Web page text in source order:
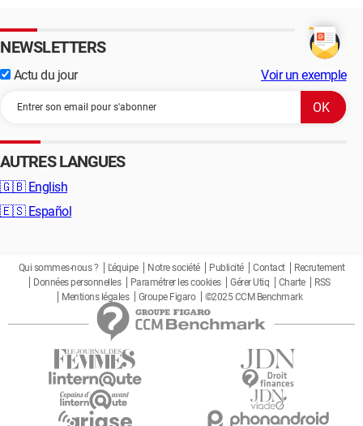
NEWSLETTERS
Actu du jour Voir un exemple
AUTRES LANGUES
🇬🇧 English
🇪🇸 Español
Qui sommes-nous ? L'équipe Notre société Publicité Contact
Recrutement
Données personnelles
Paramétrer les cookies Gérer Utiq Charte
RSS
Mentions légales
Groupe Figaro ©2025 CCM Benchmark